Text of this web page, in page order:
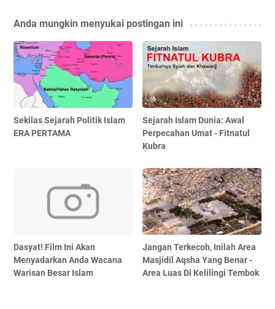
Anda mungkin menyukai postingan ini
Sekilas Sejarah Politik Islam
ERA PERTAMA
Sejarah Islam Dunia: Awal
Perpecahan Umat - Fitnatul
Kubra
Dasyat! Film Ini Akan
Menyadarkan Anda Wacana
Warisan Besar Islam
Jangan Terkecoh, Inilah Area
Masjidil Aqsha Yang Benar -
Area Luas Di Kelilingi Tembok